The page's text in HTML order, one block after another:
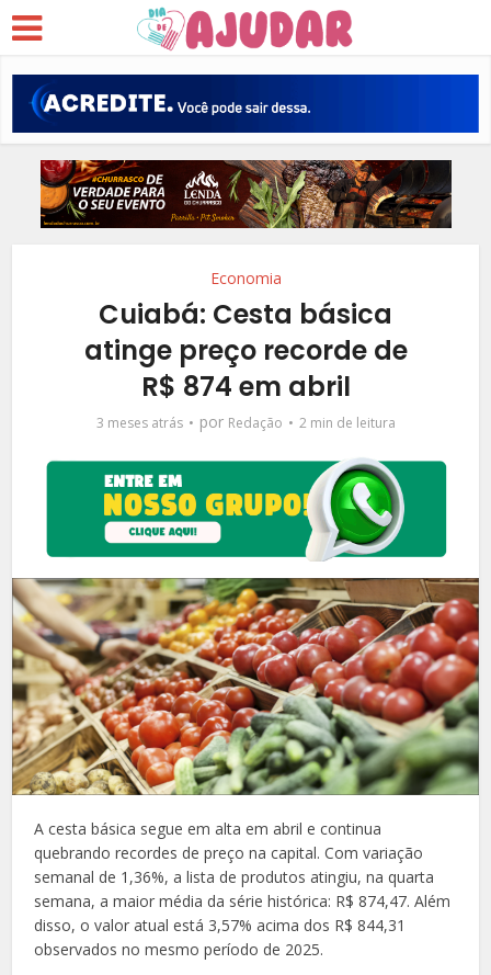
Economia
Cuiabá: Cesta básica
atinge preço recorde de
R$ 874 em abril
3 meses atrás por Redação 2 min de leitura
A cesta básica segue em alta em abril e continua
quebrando recordes de preço na capital. Com variação
semanal de 1,36%, a lista de produtos atingiu, na quarta
semana, a maior média da série histórica: R$ 874,47. Além
disso, o valor atual está 3,57% acima dos R$ 844,31
observados no mesmo período de 2025.